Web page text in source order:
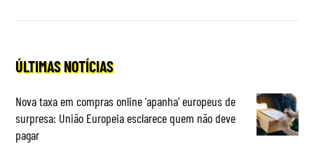
ÚLTIMAS NOTÍCIAS
Nova taxa em compras online ‘apanha’ europeus de
surpresa: União Europeia esclarece quem não deve
pagar